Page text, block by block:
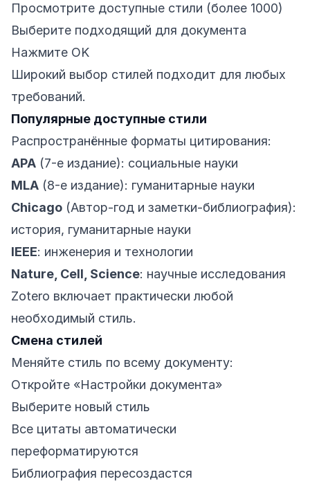
Просмотрите доступные стили (более 1000)
Выберите подходящий для документа
Нажмите OK
Широкий выбор стилей подходит для любых
требований.
Популярные доступные стили
Распространённые форматы цитирования:
APA (7-е издание): социальные науки
MLA (8-е издание): гуманитарные науки
Chicago (Автор-год и заметки-библиография):
история, гуманитарные науки
IEEE: инженерия и технологии
Nature, Cell, Science: научные исследования
Zotero включает практически любой
необходимый стиль.
Смена стилей
Меняйте стиль по всему документу:
Откройте «Настройки документа»
Выберите новый стиль
Все цитаты автоматически
переформатируются
Библиография пересоздастся